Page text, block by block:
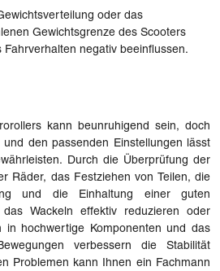
oder das
Gewichtsgrenze des Scooters
Fahrverhalten negativ beeinflussen.
kann beunruhigend sein, doch
den passenden Einstellungen lässt
Durch die Überprüfung der
Räder, das Festziehen von Teilen, die
und die Einhaltung einer guten
Wackeln effektiv reduzieren oder
in hochwertige Komponenten und das
verbessern die Stabilität
Problemen kann Ihnen ein Fachmann